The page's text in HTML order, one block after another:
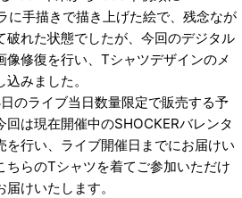
に手描きで描き上げた絵で、残念なが
破れた状態でしたが、今回のデジタル
像修復を行い、Tシャツデザインのメ
みました。
のライブ当日数量限定で販売する予
回は現在開催中のSHOCKERバレンタ
を行い、ライブ開催日までにお届けい
ちらのTシャツを着てご参加いただけ
けいたします。